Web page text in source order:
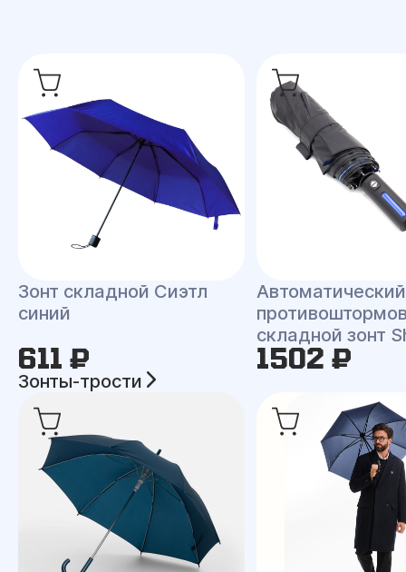
Зонт складной Сиэтл
синий
611 ₽
Автоматический
складной зонт
1502 ₽
Зонты-трости